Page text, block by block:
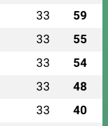
33 59
33 55
33 54
33 48
33 40